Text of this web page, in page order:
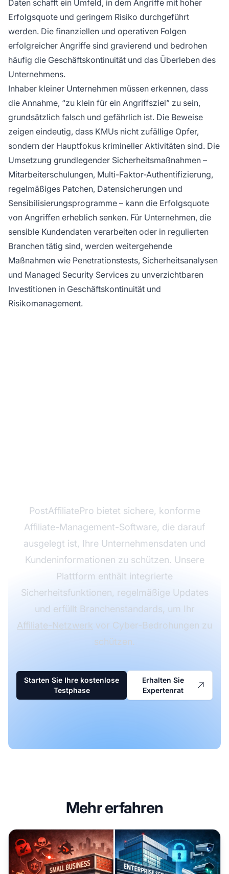
Daten schafft ein Umfeld, in dem Angriffe mit hoher
Erfolgsquote und geringem Risiko durchgeführt
werden. Die finanziellen und operativen Folgen
erfolgreicher Angriffe sind gravierend und bedrohen
häufig die Geschäftskontinuität und das Überleben des
Unternehmens.
Inhaber kleiner Unternehmen müssen erkennen, dass
die Annahme, “zu klein für ein Angriffsziel” zu sein,
grundsätzlich falsch und gefährlich ist. Die Beweise
zeigen eindeutig, dass KMUs nicht zufällige Opfer,
sondern der Hauptfokus krimineller Aktivitäten sind. Die
Umsetzung grundlegender Sicherheitsmaßnahmen –
Mitarbeiterschulungen, Multi-Faktor-Authentifizierung,
regelmäßiges Patchen, Datensicherungen und
Sensibilisierungsprogramme – kann die Erfolgsquote
von Angriffen erheblich senken. Für Unternehmen, die
sensible Kundendaten verarbeiten oder in regulierten
Branchen tätig sind, werden weitergehende
Maßnahmen wie Penetrationstests, Sicherheitsanalysen
und Managed Security Services zu unverzichtbaren
Investitionen in Geschäftskontinuität und
Risikomanagement.
PostAffiliatePro bietet sichere, konforme
Affiliate-Management-Software, die darauf
ausgelegt ist, Ihre Unternehmensdaten und
Kundeninformationen zu schützen. Unsere
Plattform enthält integrierte
Sicherheitsfunktionen, regelmäßige Updates
und erfüllt Branchenstandards, um Ihr
Affiliate-Netzwerk vor Cyber-Bedrohungen zu
schützen.
Starten Sie Ihre kostenlose
Testphase
Erhalten Sie
Expertenrat
Mehr erfahren
Warum kleine & mittlere Unternehmen von Hackern ins